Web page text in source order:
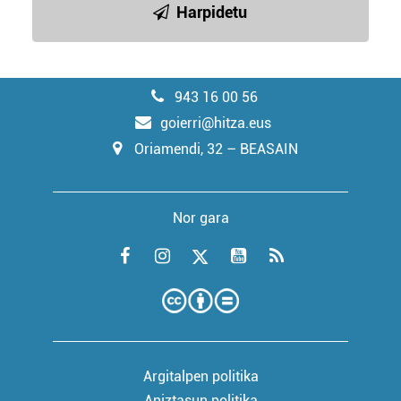
Harpidetu
943 16 00 56
goierri@hitza.eus
Oriamendi, 32 – BEASAIN
Nor gara
Argitalpen politika